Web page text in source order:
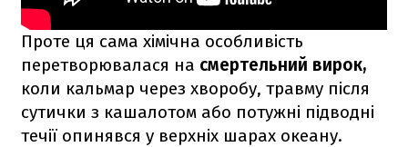
Проте ця сама хімічна особливість
перетворювалася на смертельний вирок,
коли кальмар через хворобу, травму після
сутички з кашалотом або потужні підводні
течії опинявся у верхніх шарах океану.